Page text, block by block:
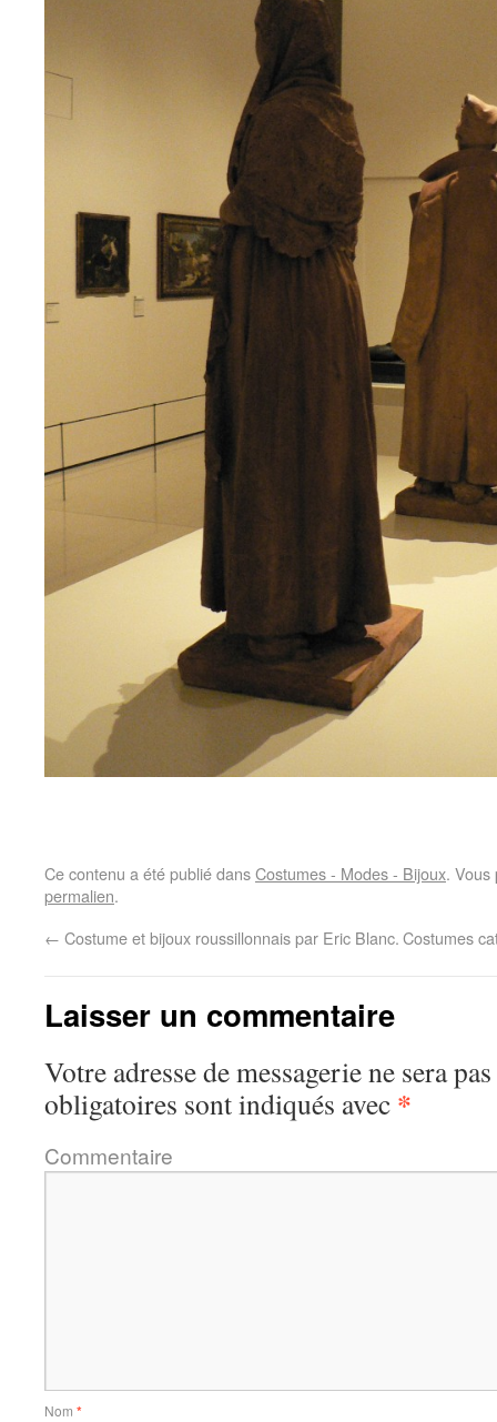
Ce contenu a été publié dansCostumes - Modes - Bijoux.
permalien.
← Costume et bijoux roussillonnais par Eric Blanc.Costumes
Laisser un commentaire
Votre adresse de messagerie ne sera
obligatoires sont indiqués avec *
Commentaire
Nom *